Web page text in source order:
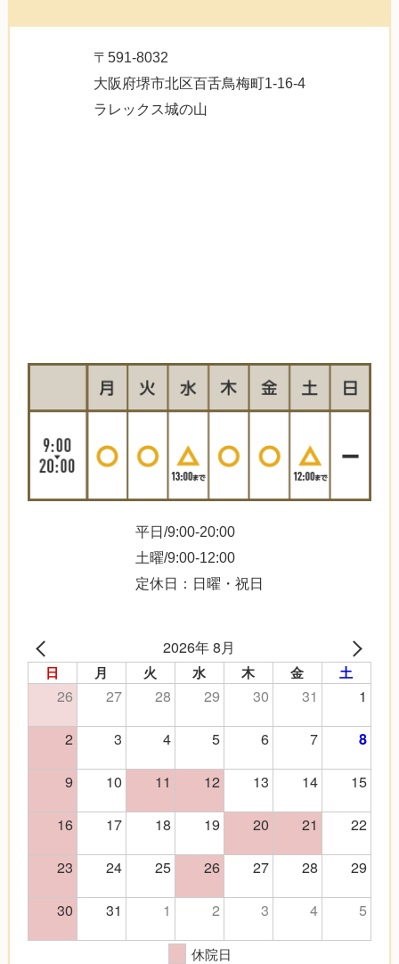
〒591-8032
大阪府堺市北区百舌鳥梅町1-16-4
ラレックス城の山
平日/9:00-20:00
土曜/9:00-12:00
定休日：日曜・祝日
2026年 8月
日 月 火 水 木 金 土
26 27 28 29 30 31
1
2
3 4 5 6 7 8
9 10 11 12 13 14
15
16
17 18 19 20 21
22
23
24 25 26 27 28
29
30
31 1 2 3 4 5
休院日